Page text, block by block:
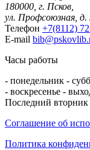
180000, г. Псков,
ул. Профсоюзная, д.
Телефон +7(8112)
E-mail
Часы работы
- понедельник -
- воскресенье -
Последний вторник
Соглашение об
Политика